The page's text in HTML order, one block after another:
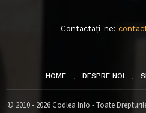
Contactați-ne:
HOME DESPRE NOI
© 2010 - 2026 Codlea Info - Toate